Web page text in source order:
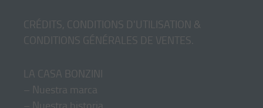
CRÉDITS, CONDITIONS D'UTILISATION &
CONDITIONS GÉNÉRALES DE VENTES
LA CASA BONZINI
– Nuestra marca